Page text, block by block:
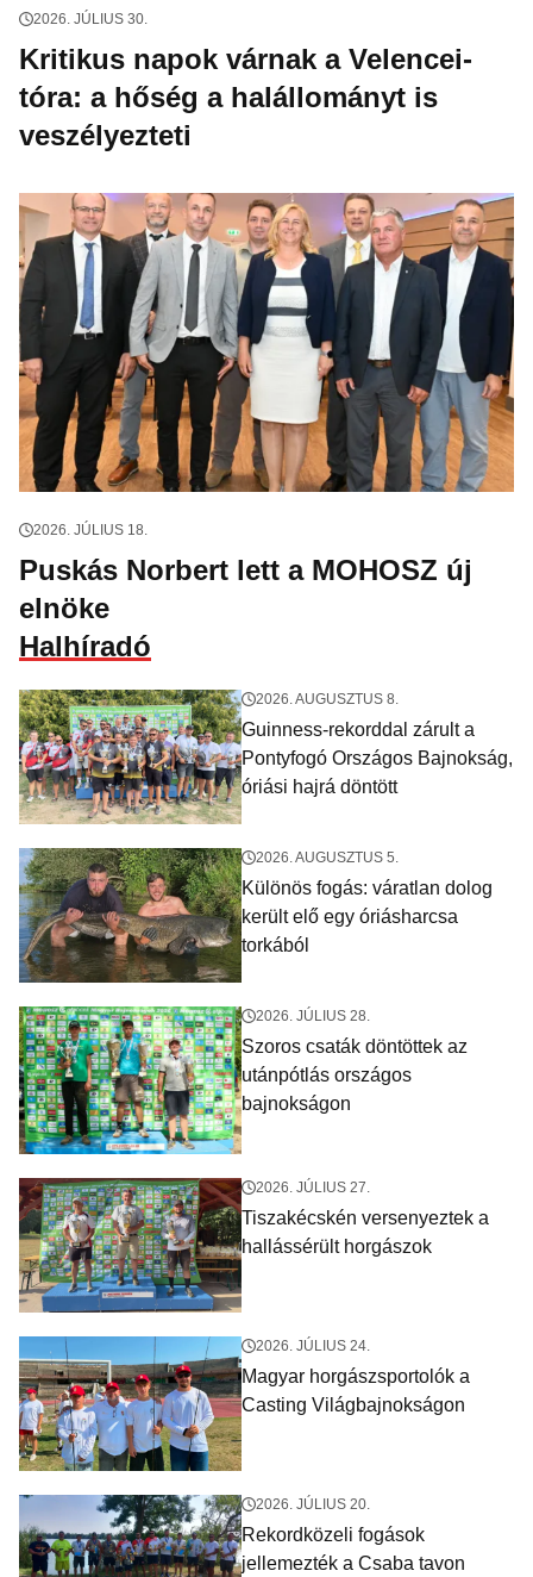
2026. JÚLIUS 30.
Kritikus napok várnak a Velencei-
tóra: a hőség a halállományt is
veszélyezteti
2026. JÚLIUS 18.
Puskás Norbert lett a MOHOSZ új
elnöke
Halhíradó
2026. AUGUSZTUS 8.
Guinness-rekorddal zárult a
Pontyfogó Országos Bajnokság,
óriási hajrá döntött
2026. AUGUSZTUS 5.
Különös fogás: váratlan dolog
került elő egy óriásharcsa
torkából
2026. JÚLIUS 28.
Szoros csaták döntöttek az
utánpótlás országos
bajnokságon
2026. JÚLIUS 27.
Tiszakécskén versenyeztek a
hallássérült horgászok
2026. JÚLIUS 24.
Magyar horgászsportolók a
Casting Világbajnokságon
2026. JÚLIUS 20.
Rekordközeli fogások
jellemezték a Csaba tavon